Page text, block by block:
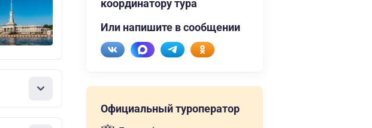
координатору тура
Или напишите в сообщении
Официальный туроператор